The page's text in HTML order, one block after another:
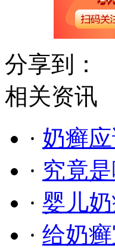
分享到：
相关资讯
· 奶癣
· 究竟
· 婴儿
· 给奶